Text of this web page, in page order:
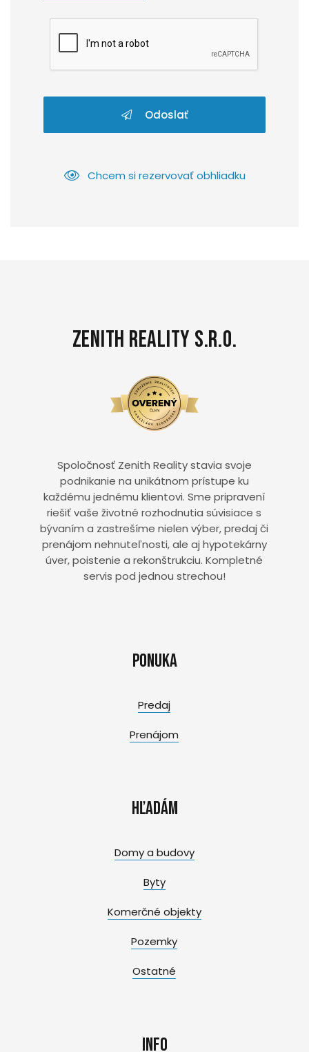
Odoslať
Chcem si rezervovať obhliadku
Zenith Reality s.r.o.
Spoločnosť Zenith Reality stavia svoje
podnikanie na unikátnom prístupe ku
každému jednému klientovi. Sme pripravení
riešiť vaše životné rozhodnutia súvisiace s
bývaním a zastrešíme nielen výber, predaj či
prenájom nehnuteľnosti, ale aj hypotekárny
úver, poistenie a rekonštrukciu. Kompletné
servis pod jednou strechou!
Ponuka
Predaj
Prenájom
Hľadám
Domy a budovy
Byty
Komerčné objekty
Pozemky
Ostatné
Info